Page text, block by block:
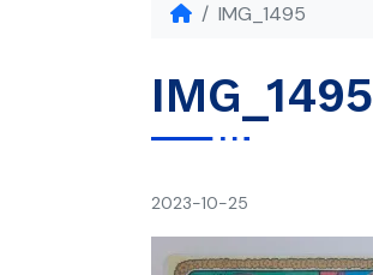
IMG_1495
IMG_1495
2023-10-25